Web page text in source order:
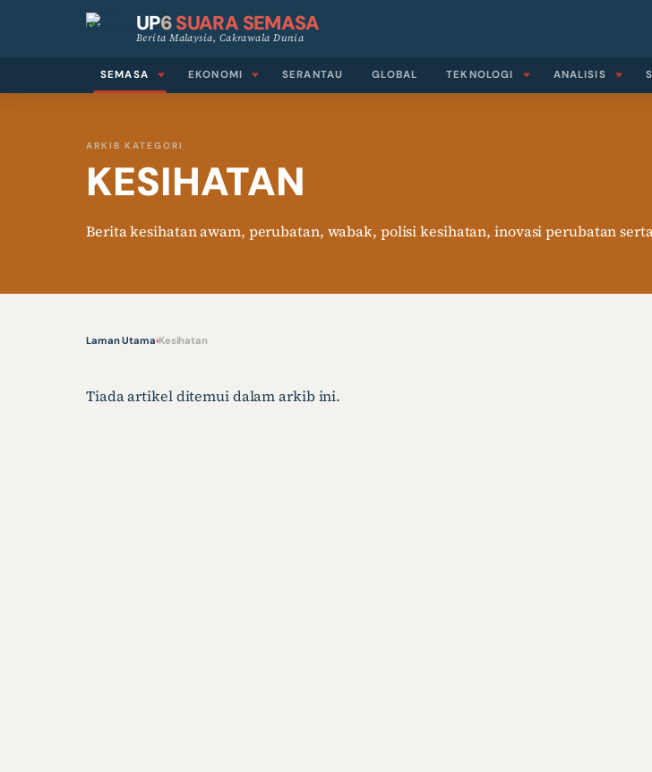
UP6SUARA SEMASA
Berita Malaysia, Cakrawala Dunia
SEMASA EKONOMI SERANTAU GLOBAL TEKNOLOGI ANALISIS
ARKIB KATEGORI
KESIHATAN
Berita kesihatan awam, perubatan, wabak, polisi kesihatan, inovasi perubatan
Laman Utama›Kesihatan
Tiada artikel ditemui dalam arkib ini.